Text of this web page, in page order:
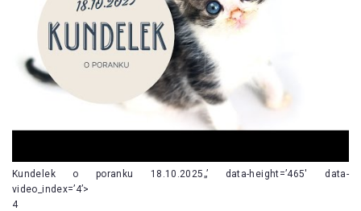
Kundelek o poranku 18.10.2025„’ data-height=’465′ data-
video_index=’4’>
4